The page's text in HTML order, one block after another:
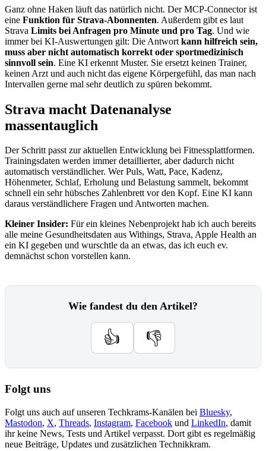
Ganz ohne Haken läuft das natürlich nicht. Der MCP-Connector ist
eine Funktion für Strava-Abonnenten. Außerdem gibt es laut
Strava Limits bei Anfragen pro Minute und pro Tag. Und wie
immer bei KI-Auswertungen gilt: Die Antwort kann hilfreich sein,
muss aber nicht automatisch korrekt oder sportmedizinisch
sinnvoll sein. Eine KI erkennt Muster. Sie ersetzt keinen Trainer,
keinen Arzt und auch nicht das eigene Körpergefühl, das man nach
Intervallen gerne mal sehr deutlich zu spüren bekommt.
Strava macht Datenanalyse
massentauglich
Der Schritt passt zur aktuellen Entwicklung bei Fitnessplattformen.
Trainingsdaten werden immer detaillierter, aber dadurch nicht
automatisch verständlicher. Wer Puls, Watt, Pace, Kadenz,
Höhenmeter, Schlaf, Erholung und Belastung sammelt, bekommt
schnell ein sehr hübsches Zahlenbrett vor den Kopf. Eine KI kann
daraus verständlichere Fragen und Antworten machen.
Kleiner Insider: Für ein kleines Nebenprojekt hab ich auch bereits
alle meine Gesundheitsdaten aus Withings, Strava, Apple Health an
ein KI gegeben und wurschtle da an etwas, das ich euch ev.
demnächst schon vorstellen kann.
Wie fandest du den Artikel?
👍 👎
Folgt uns
Folgt uns auch auf unseren Techkrams-Kanälen bei Bluesky,
Mastodon, X, Threads, Instagram, Facebook und LinkedIn, damit
ihr keine News, Tests und Artikel verpasst. Dort gibt es regelmäßig
neue Beiträge, Updates und zusätzlichen Technikkram.